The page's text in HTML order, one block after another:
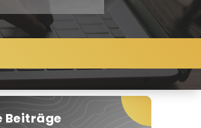
Beiträge